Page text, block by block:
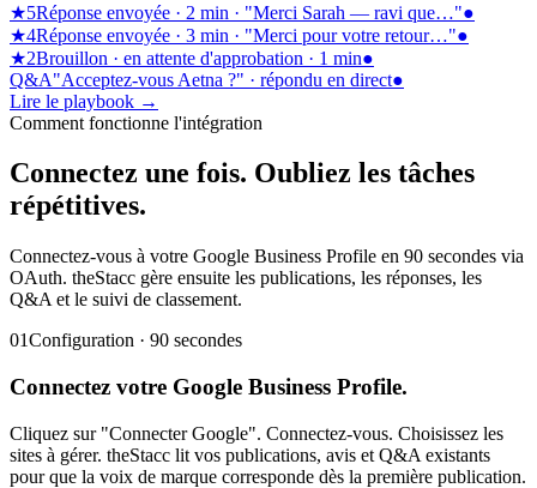
★5Réponse envoyée · 2 min · "Merci Sarah — ravi que…"●
★4Réponse envoyée · 3 min · "Merci pour votre retour…"●
★2Brouillon · en attente d'approbation · 1 min●
Q&A"Acceptez-vous Aetna ?" · répondu en direct●
Lire le playbook →
Comment fonctionne l'intégration
Connectez une fois. Oubliez les tâches
répétitives.
Connectez-vous à votre Google Business Profile en 90 secondes via
OAuth. theStacc gère ensuite les publications, les réponses, les
Q&A et le suivi de classement.
01Configuration · 90 secondes
Connectez votre Google Business Profile.
Cliquez sur "Connecter Google". Connectez-vous. Choisissez les
sites à gérer. theStacc lit vos publications, avis et Q&A existants
pour que la voix de marque corresponde dès la première publication.